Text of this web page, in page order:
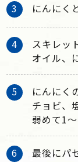
にんにく
スキレッ
オイル、
にんにく
チョビ、
弱めて1
最後にパ